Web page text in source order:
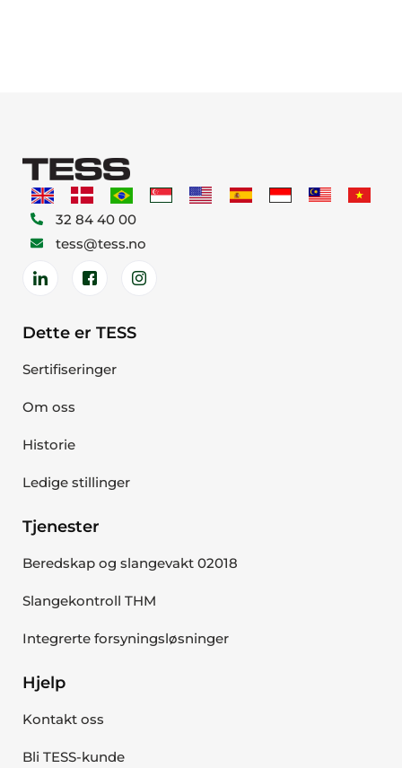
32 84 40 00
tess@tess.no
Dette er TESS
Sertifiseringer
Om oss
Historie
Ledige stillinger
Tjenester
Beredskap og slangevakt 02018
Slangekontroll THM
Integrerte forsyningsløsninger
Hjelp
Kontakt oss
Bli TESS-kunde